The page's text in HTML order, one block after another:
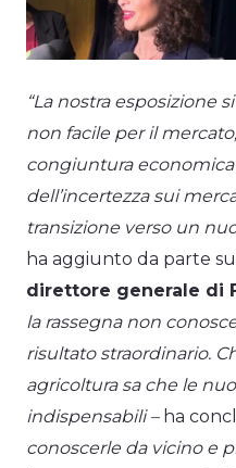
“La nostra esposizione
non facile per il
congiuntura economica
dell’incertezza sui
transizione verso un
ha aggiunto da parte
direttore generale di
la rassegna non
risultato straordinario.
agricoltura sa che le
indispensabili –ha
conoscerle da vicino e